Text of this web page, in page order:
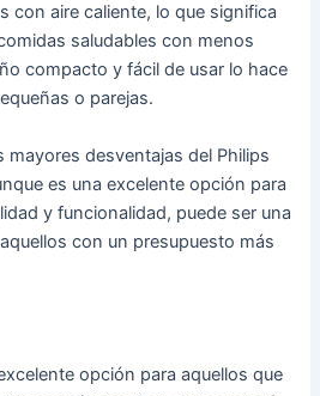
con aire caliente, lo que significa
saludables con menos
compacto y fácil de usar lo hace
o parejas.
mayores desventajas del Philips
es una excelente opción para
y funcionalidad, puede ser una
con un presupuesto más
opción para aquellos que